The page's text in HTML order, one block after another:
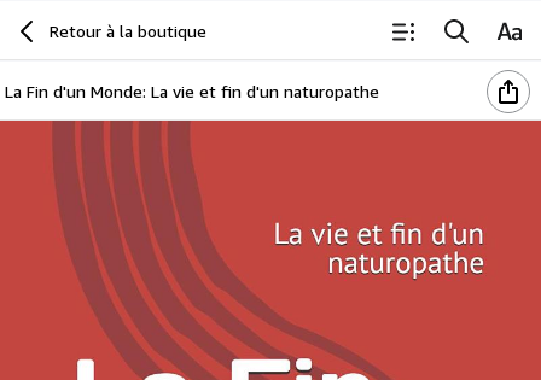
Retour à la boutique
La Fin d'un Monde: La vie et fin d'un naturopathe